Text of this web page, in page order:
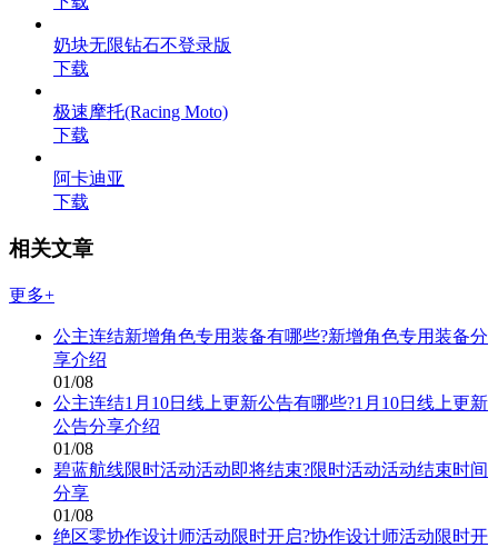
奶块无限钻石不登录版
下载
极速摩托(Racing Moto)
下载
阿卡迪亚
下载
相关文章
更多+
公主连结新增角色专用装备有哪些?新增角色专用装备分
享介绍
01/08
公主连结1月10日线上更新公告有哪些?1月10日线上更新
公告分享介绍
01/08
碧蓝航线限时活动活动即将结束?限时活动活动结束时间
分享
01/08
绝区零协作设计师活动限时开启?协作设计师活动限时开